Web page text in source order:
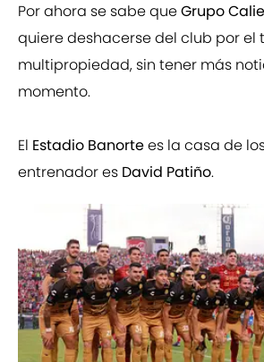
Por ahora se sabe queGrupo
quiere deshacerse del club por el
multipropiedad, sin tener más
momento.
El Estadio Banortees la casa de
entrenador es David Patiño.